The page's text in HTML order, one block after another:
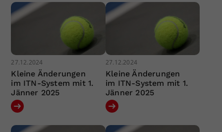
27.12.2024
Kleine Änderungen
im ITN-System mit 1.
Jänner 2025
27.12.2024
Kleine Änderungen
im ITN-System mit 1.
Jänner 2025